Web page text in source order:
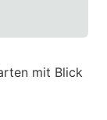
mit Blick